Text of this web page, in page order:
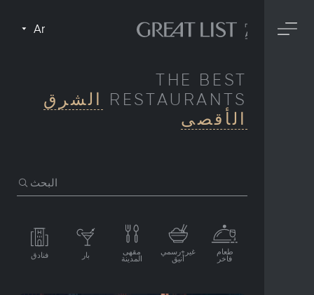
Ar
THE BEST
RESTAURANTS
الشرق
الأقصى
البحث
طعام
فاخر
غير+رسمي
أنيق
مقهى
المدينة بار فنادق